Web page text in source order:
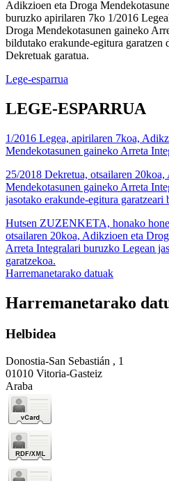
Adikzioen eta Droga
buruzko apirilaren 7ko 1/2016
Droga Mendekotasunen gaineko
bildutako erakunde-egitura garatzen
Dekretuak garatua.
Lege-esparrua
LEGE-ESPARRUA
1/2016 Legea, apirilaren 7koa,
Mendekotasunen gaineko Arreta
25/2018 Dekretua, otsailaren
Mendekotasunen gaineko Arreta
jasotako erakunde-egitura garatzeari
Hutsen ZUZENKETA, honako
otsailaren 20koa, Adikzioen eta
Arreta Integralari buruzko Legean
garatzekoa.
Harremanetarako datuak
Harremanetarako
Helbidea
Donostia-San Sebastián , 1
01010 Vitoria-Gasteiz
Araba